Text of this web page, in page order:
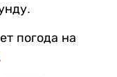
погода на